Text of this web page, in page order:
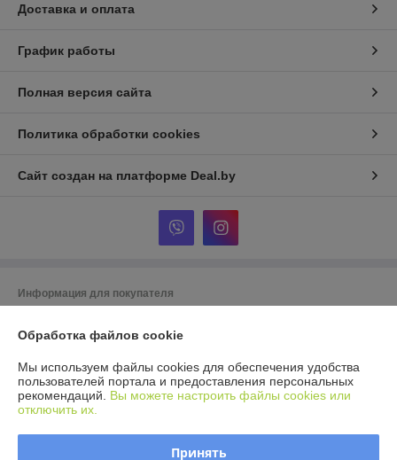
Доставка и оплата
График работы
Полная версия сайта
Политика обработки cookies
Сайт создан на платформе Deal.by
Информация для покупателя
г.Минск, пр-т Партизанский 168/25
Регистрационный номер ЕГР: 192672952
УНП: 192672952
Дата регистрации компании: 28.11.2016
Обработка файлов cookie
Мы используем файлы cookies для обеспечения удобства
пользователей портала и предоставления персональных
рекомендаций. Вы можете настроить файлы cookies или
отключить их.
Принять